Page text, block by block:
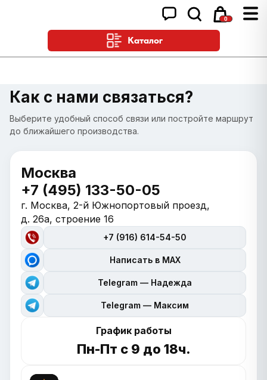
0
Каталог
Как с нами связаться?
Выберите удобный способ связи или постройте маршрут
до ближайшего производства.
Москва
+7 (495) 133-50-05
г. Москва, 2-й Южнопортовый проезд,
д. 26а, строение 16
+7 (916) 614-54-50
Написать в MAX
Telegram — Надежда
Telegram — Максим
График работы
Пн-Пт с 9 до 18ч.